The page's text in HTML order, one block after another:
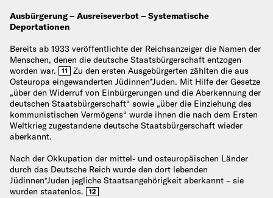
Ausbürgerung – Ausreiseverbot – Systematische
Deportationen
Bereits ab 1933 veröffentlichte der Reichsanzeiger die Namen der
Menschen, denen die deutsche Staatsbürgerschaft entzogen
worden war.
11
Zu den ersten Ausgebürgerten zählten die aus
Osteuropa eingewanderten Jüdinnen*Juden. Mit Hilfe der Gesetze
„über den Widerruf von Einbürgerungen und die Aberkennung der
deutschen Staatsbürgerschaft“ sowie „über die Einziehung des
kommunistischen Vermögens“ wurde ihnen die nach dem Ersten
Weltkrieg zugestandene deutsche Staatsbürgerschaft wieder
aberkannt.
Nach der Okkupation der mittel- und osteuropäischen Länder
durch das Deutsche Reich wurde den dort lebenden
Jüdinnen*Juden jegliche Staatsangehörigkeit aberkannt – sie
wurden staatenlos.
12